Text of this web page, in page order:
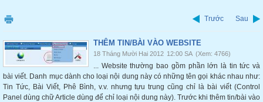
Trước Sau
THÊM TIN/BÀI VÀO WEBSITE
18 Tháng Mười Hai 2012 12:00 SA (Xem: 4766)
... Website thường bao gồm phần lớn là tin tức và
bài viết. Danh mục dành cho loại nội dung này có những tên gọi khác nhau như:
Tin Tức, Bài Viết, Phê Bình, v.v. nhưng tựu trung cũng chỉ là bài viết (Control
Panel dùng chữ Article dùng để chỉ loại nội dung này). Trước khi thêm tin/bài vào